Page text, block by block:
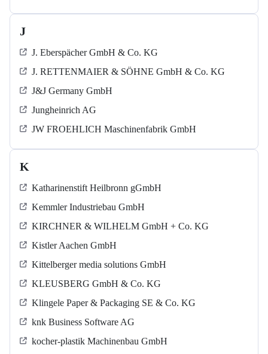
J
J. Eberspächer GmbH & Co. KG
J. RETTENMAIER & SÖHNE GmbH & Co. KG
J&J Germany GmbH
Jungheinrich AG
JW FROEHLICH Maschinenfabrik GmbH
K
Katharinenstift Heilbronn gGmbH
Kemmler Industriebau GmbH
KIRCHNER & WILHELM GmbH + Co. KG
Kistler Aachen GmbH
Kittelberger media solutions GmbH
KLEUSBERG GmbH & Co. KG
Klingele Paper & Packaging SE & Co. KG
knk Business Software AG
kocher-plastik Machinenbau GmbH